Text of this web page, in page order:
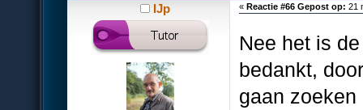
IJp «Reactie #66 Gepost op: 21
Nee het is
bedankt,
gaan